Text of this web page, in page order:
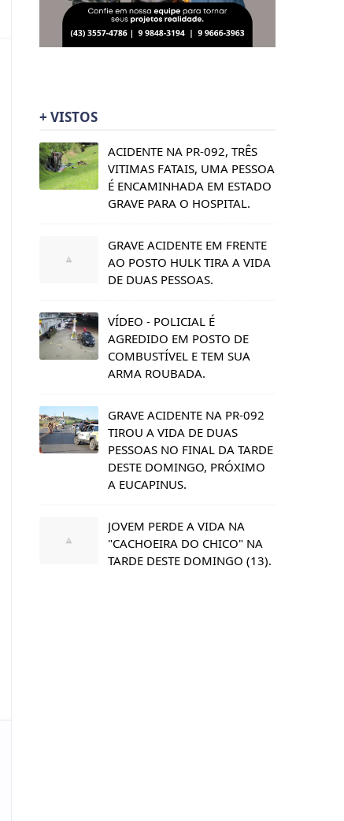
+ VISTOS
ACIDENTE NA PR-092, TRÊS
VITIMAS FATAIS, UMA PESSOA
É ENCAMINHADA EM ESTADO
GRAVE PARA O HOSPITAL.
GRAVE ACIDENTE EM FRENTE
AO POSTO HULK TIRA A VIDA
DE DUAS PESSOAS.
VÍDEO - POLICIAL É
AGREDIDO EM POSTO DE
COMBUSTÍVEL E TEM SUA
ARMA ROUBADA.
GRAVE ACIDENTE NA PR-092
TIROU A VIDA DE DUAS
PESSOAS NO FINAL DA TARDE
DESTE DOMINGO, PRÓXIMO
A EUCAPINUS.
JOVEM PERDE A VIDA NA
"CACHOEIRA DO CHICO" NA
TARDE DESTE DOMINGO (13).